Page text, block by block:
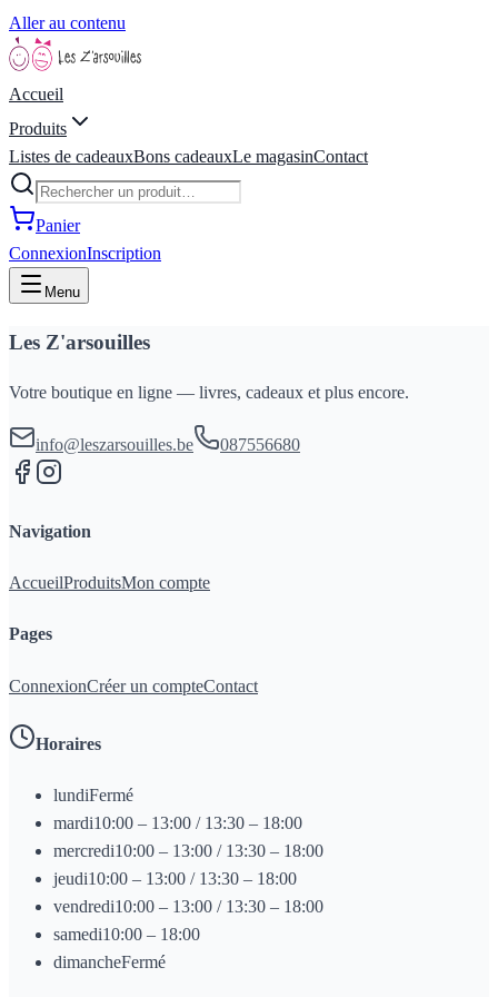
Aller au contenu
Accueil
Produits
Listes de cadeauxBons cadeauxLe magasinContact
Panier
ConnexionInscription
Menu
Les Z'arsouilles
Votre boutique en ligne — livres, cadeaux et plus encore.
info@leszarsouilles.be 087556680
Navigation
AccueilProduitsMon compte
Pages
ConnexionCréer un compteContact
Horaires
lundiFermé
mardi10:00 – 13:00 / 13:30 – 18:00
mercredi10:00 – 13:00 / 13:30 – 18:00
jeudi10:00 – 13:00 / 13:30 – 18:00
vendredi10:00 – 13:00 / 13:30 – 18:00
samedi10:00 – 18:00
dimancheFermé